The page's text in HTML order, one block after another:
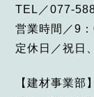
TEL／077-
営業時間／9
定休日／祝日
【建材事業部】